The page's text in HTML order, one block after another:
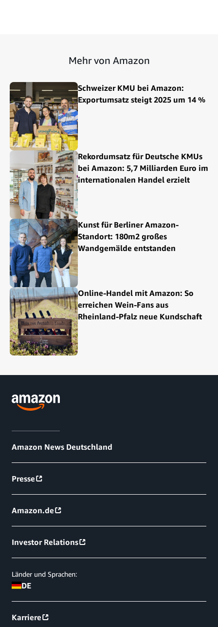
Mehr von Amazon
Schweizer KMU bei Amazon:
Exportumsatz steigt 2025 um 14 %
Rekordumsatz für Deutsche KMUs
bei Amazon: 5,7 Milliarden Euro im
internationalen Handel erzielt
Kunst für Berliner Amazon-
Standort: 180m2 großes
Wandgemälde entstanden
Online-Handel mit Amazon: So
erreichen Wein-Fans aus
Rheinland-Pfalz neue Kundschaft
Amazon News Deutschland
Presse
Amazon.de
Investor Relations
Länder und Sprachen:
DE
Karriere